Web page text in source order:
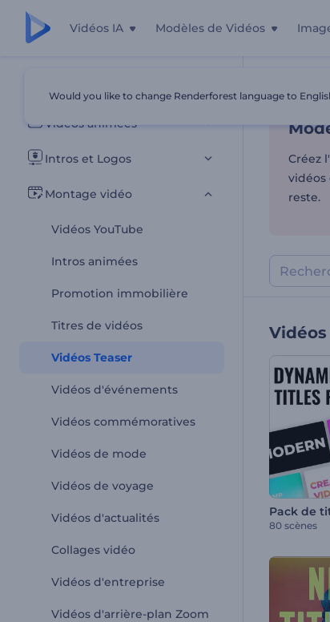
Vidéos IA Modèles de Vidéos
Tous les modèles
Vidéos animées
Intros et Logos
Montage vidéo
Vidéos YouTube
Intros animées
Promotion immobilière
Titres de vidéos
Vidéos Teaser
Vidéos d'événements
Vidéos commémoratives
Vidéos de mode
Vidéos de voyage
Vidéos d'actualités
Collages vidéo
Vidéos d'entreprise
Vidéos d'arrière-plan Zoom
Accueil
Créez
vidéos
reste.
Vidéos
80 scènes
Would you like to change Renderforest language to